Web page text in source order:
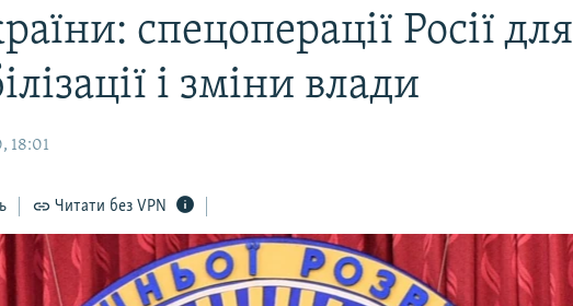
спецоперації Росії для
і зміни влади
18:01
Читати без VPN